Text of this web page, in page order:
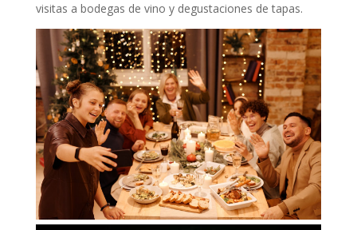
visitas a bodegas de vino y degustaciones de tapas.